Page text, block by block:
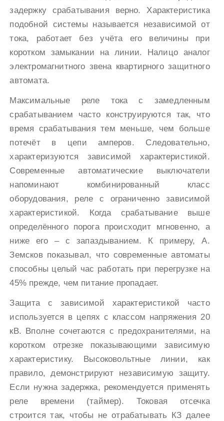
задержку срабатывания верно. Характеристика
подобной системы называется независимой от
тока, работает без учёта его величины при
коротком замыкании на линии. Налицо аналог
электромагнитного звена квартирного защитного
автомата.
Максимальные реле тока с замедленным
срабатыванием часто конструируются так, что
время срабатывания тем меньше, чем больше
потечёт в цепи амперов. Следовательно,
характеризуются зависимой характеристикой.
Современные автоматические выключатели
напоминают комбинированный класс
оборудования, реле с ограниченно зависимой
характеристикой. Когда срабатывание выше
определённого порога происходит мгновенно, а
ниже его – с запаздыванием. К примеру, А.
Земсков показывал, что современные автоматы
способны целый час работать при перегрузке на
45% прежде, чем питание пропадает.
Защита с зависимой характеристикой часто
используется в цепях с классом напряжения 20
кВ. Вполне сочетаются с предохранителями, на
коротком отрезке показывающими зависимую
характеристику. Высоковольтные линии, как
правило, демонстрируют независимую защиту.
Если нужна задержка, рекомендуется применять
реле времени (таймер). Токовая отсечка
строится так, чтобы не отрабатывать КЗ далее